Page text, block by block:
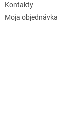
Kontakty
Moja objednávka